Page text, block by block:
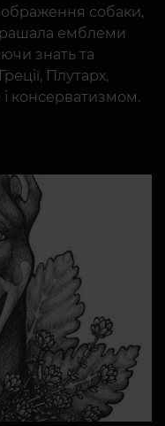
собаки,
емблеми
знать та
Плутарх,
консерватизмом.